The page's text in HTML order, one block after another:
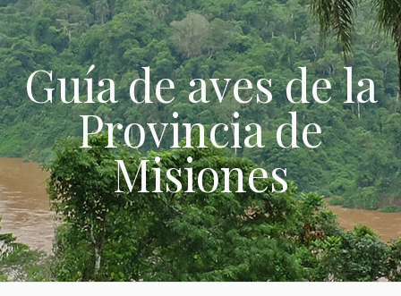
Skip to content
Guía de aves de la
Provincia de
Misiones